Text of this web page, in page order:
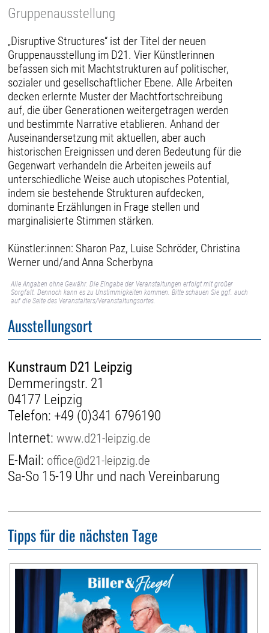
Gruppenausstellung
„Disruptive Structures“ ist der Titel der neuen
Gruppenausstellung im D21. Vier Künstlerinnen
befassen sich mit Machtstrukturen auf politischer,
sozialer und gesellschaftlicher Ebene. Alle Arbeiten
decken erlernte Muster der Machtfortschreibung
auf, die über Generationen weitergetragen werden
und bestimmte Narrative etablieren. Anhand der
Auseinandersetzung mit aktuellen, aber auch
historischen Ereignissen und deren Bedeutung für die
Gegenwart verhandeln die Arbeiten jeweils auf
unterschiedliche Weise auch utopisches Potential,
indem sie bestehende Strukturen aufdecken,
dominante Erzählungen in Frage stellen und
marginalisierte Stimmen stärken.
Künstler:innen: Sharon Paz, Luise Schröder, Christina
Werner und/and Anna Scherbyna
Alle Angaben ohne Gewähr. Die Eingabe der Veranstaltungen erfolgt mit großer
Sorgfalt. Dennoch kann es zu Unstimmigkeiten kommen. Bitte schauen Sie ggf. auch
auf die Seite des Veranstalters/Veranstaltungsortes.
Ausstellungsort
Kunstraum D21 Leipzig
Demmeringstr. 21
04177 Leipzig
Telefon: +49 (0)341 6796190
Internet:www.d21-leipzig.de
E-Mail: office@d21-leipzig.de
Sa-So 15-19 Uhr und nach Vereinbarung
Tipps für die nächsten Tage